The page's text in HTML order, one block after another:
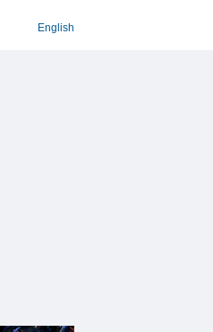
English